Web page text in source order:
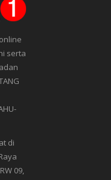
serta
di
09,